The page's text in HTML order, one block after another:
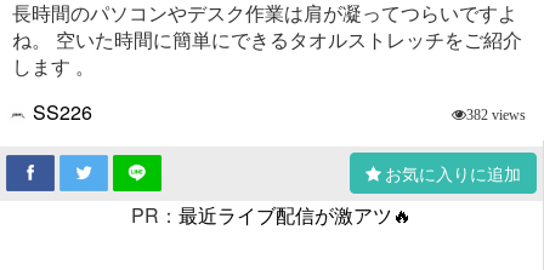
長時間のパソコンやデスク作業は肩が凝ってつらいですよ
ね。 空いた時間に簡単にできるタオルストレッチをご紹介
します 。
SS226
382 views
お気に入りに追加
PR： 最近ライブ配信が激アツ🔥